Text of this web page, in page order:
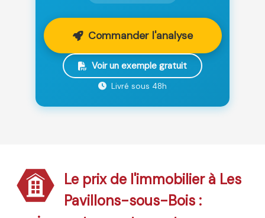
Commander l'analyse
Voir un exemple gratuit
Livré sous 48h
Le prix de l'immobilier à Les
Pavillons-sous-Bois :